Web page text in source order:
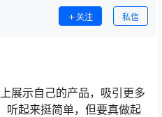
关注 私信
展示自己的产品，吸引更多
听起来挺简单，但要真做起